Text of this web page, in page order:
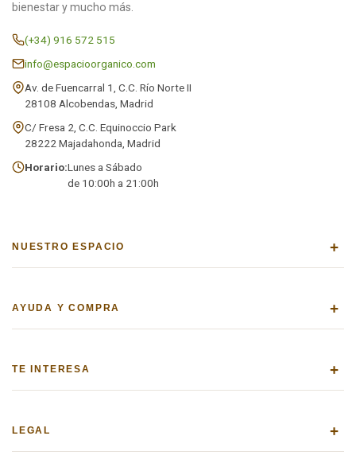
bienestar y mucho más.
(+34) 916 572 515
info@espacioorganico.com
Av. de Fuencarral 1, C.C. Río Norte II
28108 Alcobendas, Madrid
C/ Fresa 2, C.C. Equinoccio Park
28222 Majadahonda, Madrid
Horario:Lunes a Sábado
de 10:00h a 21:00h
NUESTRO ESPACIO +
AYUDA Y COMPRA +
TE INTERESA +
LEGAL +